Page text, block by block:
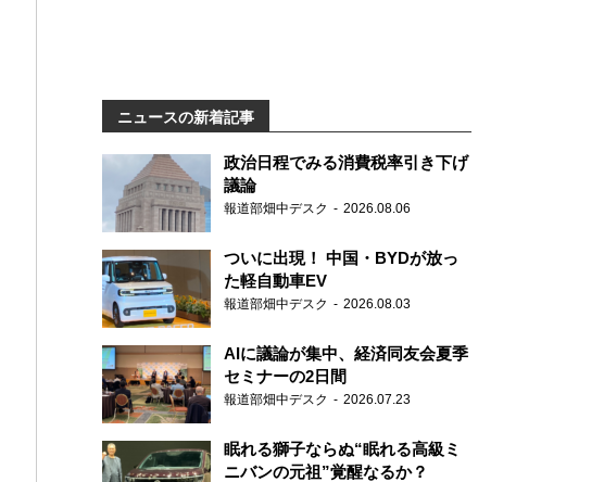
ニュースの新着記事
政治日程でみる消費税率引き下げ
議論
報道部畑中デスク 2026.08.06
ついに出現！ 中国・BYDが放っ
た軽自動車EV
報道部畑中デスク 2026.08.03
AIに議論が集中、経済同友会夏季
セミナーの2日間
報道部畑中デスク 2026.07.23
眠れる獅子ならぬ“眠れる高級ミ
ニバンの元祖”覚醒なるか？